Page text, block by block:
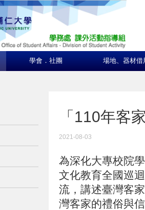
學會．社團 場地、器材借
「110年客
2021-08-03
為深化大專校院
文化教育全國巡
流，講述臺灣客
灣客家的禮俗與